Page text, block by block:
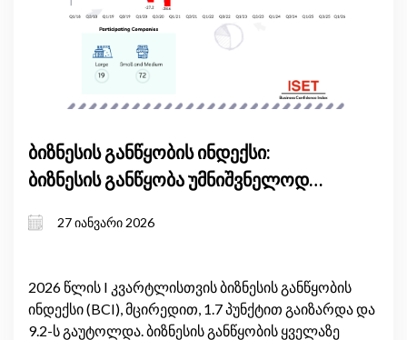
ბიზნესის განწყობის ინდექსი:
ბიზნესის განწყობა უმნიშვნელოდ
27 იანვარი 2026
2026 წლის I კვარტლისთვის ბიზნესის განწყობის
ინდექსი (BCI), მცირედით, 1.7 პუნქტით გაიზარდა და
9.2-ს გაუტოლდა. ბიზნესის განწყობის ყველაზე